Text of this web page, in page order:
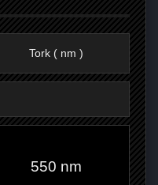
Tork ( nm )
550 nm